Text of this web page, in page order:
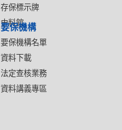
存保標示牌
史料館
要保機構
要保機構名單
資料下載
法定查核業務
資料講義專區